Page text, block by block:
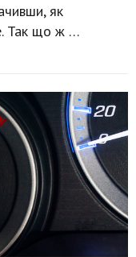
як
Так що ж …